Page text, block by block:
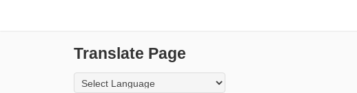
Translate Page